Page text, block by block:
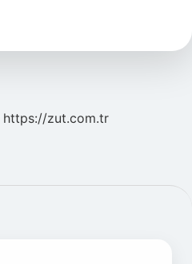
https://zut.com.tr